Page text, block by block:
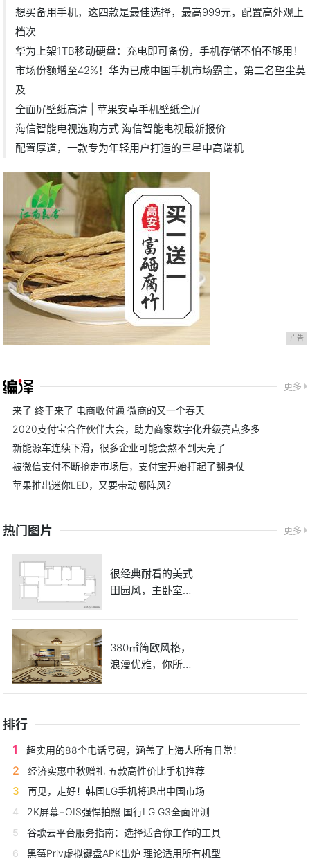
想买备用手机，这四款是最佳选择，最高999元，配置高外观上
档次
华为上架1TB移动硬盘：充电即可备份，手机存储不怕不够用！
市场份额增至42%！华为已成中国手机市场霸主，第二名望尘莫
及
全面屏壁纸高清 | 苹果安卓手机壁纸全屏
海信智能电视选购方式 海信智能电视最新报价
配置厚道，一款专为年轻用户打造的三星中高端机
广告
更多
来了 终于来了 电商收付通 微商的又一个春天
2020支付宝合作伙伴大会，助力商家数字化升级亮点多多
新能源车连续下滑，很多企业可能会熬不到天亮了
被微信支付不断抢走市场后，支付宝开始打起了翻身仗
苹果推出迷你LED，又要带动哪阵风？
热门图片 更多
很经典耐看的美式
田园风，主卧室的
380㎡简欧风格，
浪漫优雅，你所向
排行
超实用的88个电话号码，涵盖了上海人所有日常！
经济实惠中秋赠礼 五款高性价比手机推荐
再见，走好！韩国LG手机将退出中国市场
2K屏幕+OIS强悍拍照 国行LG G3全面评测
谷歌云平台服务指南：选择适合你工作的工具
黑莓Priv虚拟键盘APK出炉 理论适用所有机型